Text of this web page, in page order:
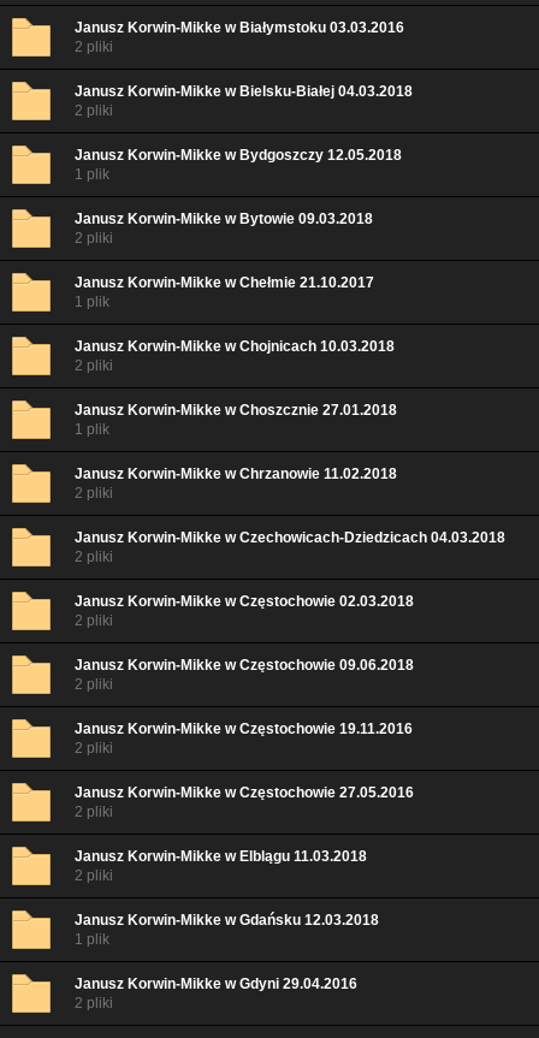
Janusz Korwin-Mikke w Białymstoku 03.03.2016
2 pliki
Janusz Korwin-Mikke w Bielsku-Białej 04.03.2018
2 pliki
Janusz Korwin-Mikke w Bydgoszczy 12.05.2018
1 plik
Janusz Korwin-Mikke w Bytowie 09.03.2018
2 pliki
Janusz Korwin-Mikke w Chełmie 21.10.2017
1 plik
Janusz Korwin-Mikke w Chojnicach 10.03.2018
2 pliki
Janusz Korwin-Mikke w Choszcznie 27.01.2018
1 plik
Janusz Korwin-Mikke w Chrzanowie 11.02.2018
2 pliki
Janusz Korwin-Mikke w Czechowicach-Dziedzicach 04.03.2018
2 pliki
Janusz Korwin-Mikke w Częstochowie 02.03.2018
2 pliki
Janusz Korwin-Mikke w Częstochowie 09.06.2018
2 pliki
Janusz Korwin-Mikke w Częstochowie 19.11.2016
2 pliki
Janusz Korwin-Mikke w Częstochowie 27.05.2016
2 pliki
Janusz Korwin-Mikke w Elblągu 11.03.2018
2 pliki
Janusz Korwin-Mikke w Gdańsku 12.03.2018
1 plik
Janusz Korwin-Mikke w Gdyni 29.04.2016
2 pliki